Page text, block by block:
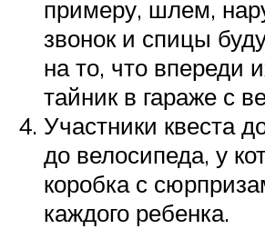
примеру, шлем,
звонок и спицы
на то, что впереди
тайник в гараже с
Участники квеста
до велосипеда, у
коробка с
каждого ребенка.